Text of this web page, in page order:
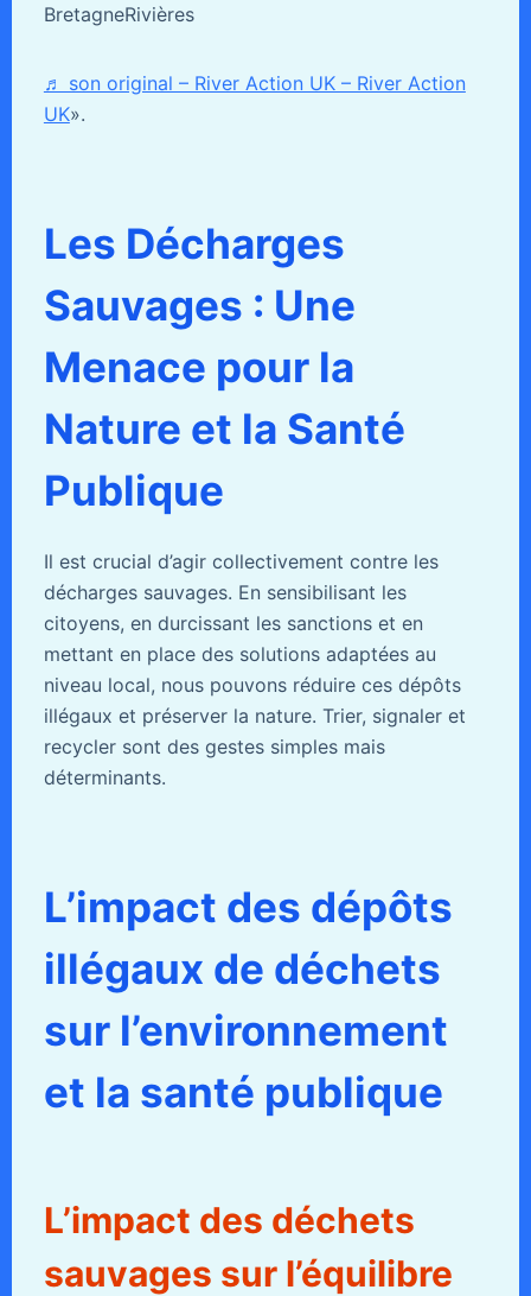
BretagneRivières
♬ son original – River Action UK – River Action
UK».
Les Décharges
Sauvages : Une
Menace pour la
Nature et la Santé
Publique
Il est crucial d’agir collectivement contre les
décharges sauvages. En sensibilisant les
citoyens, en durcissant les sanctions et en
mettant en place des solutions adaptées au
niveau local, nous pouvons réduire ces dépôts
illégaux et préserver la nature. Trier, signaler et
recycler sont des gestes simples mais
déterminants.
L’impact des dépôts
illégaux de déchets
sur l’environnement
et la santé publique
L’impact des déchets
sauvages sur l’équilibre